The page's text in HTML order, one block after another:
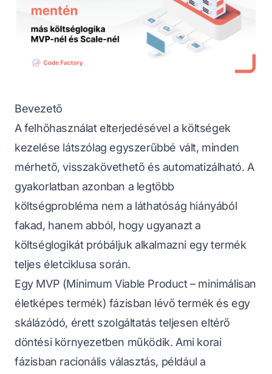
Bevezető
A felhőhasználat elterjedésével a költségek
kezelése látszólag egyszerűbbé vált, minden
mérhető, visszakövethető és automatizálható. A
gyakorlatban azonban a legtöbb
költségprobléma nem a láthatóság hiányából
fakad, hanem abból, hogy ugyanazt a
költséglogikát próbáljuk alkalmazni egy termék
teljes életciklusa során.
Egy MVP (Minimum Viable Product – minimálisan
életképes termék) fázisban lévő termék és egy
skálázódó, érett szolgáltatás teljesen eltérő
döntési környezetben működik. Ami korai
fázisban racionális választás, például a